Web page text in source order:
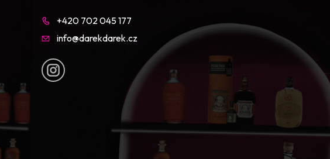
+420 702 045 177
info@darekdarek.cz